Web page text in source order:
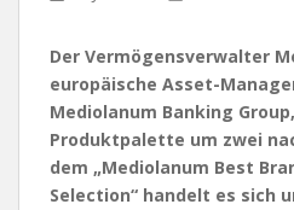
Der Vermögensverwalter
europäische Asset-
Mediolanum Banking
Produktpalette um zwei
dem „Mediolanum Best
Selection“ handelt es sich